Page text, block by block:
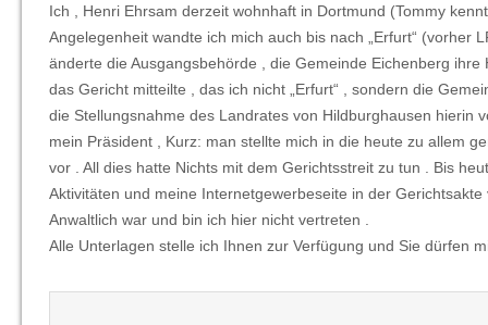
Ich , Henri Ehrsam derzeit wohnhaft in Dortmund (Tommy
Angelegenheit wandte ich mich auch bis nach „Erfurt“ (vorher
änderte die Ausgangsbehörde , die Gemeinde Eichenberg
das Gericht mitteilte , das ich nicht „Erfurt“ , sondern die
die Stellungsnahme des Landrates von Hildburghausen hierin
mein Präsident , Kurz: man stellte mich in die heute zu allem
vor . All dies hatte Nichts mit dem Gerichtsstreit zu tun . Bis
Aktivitäten und meine Internetgewerbeseite in der
Anwaltlich war und bin ich hier nicht vertreten .
Alle Unterlagen stelle ich Ihnen zur Verfügung und Sie dürfen